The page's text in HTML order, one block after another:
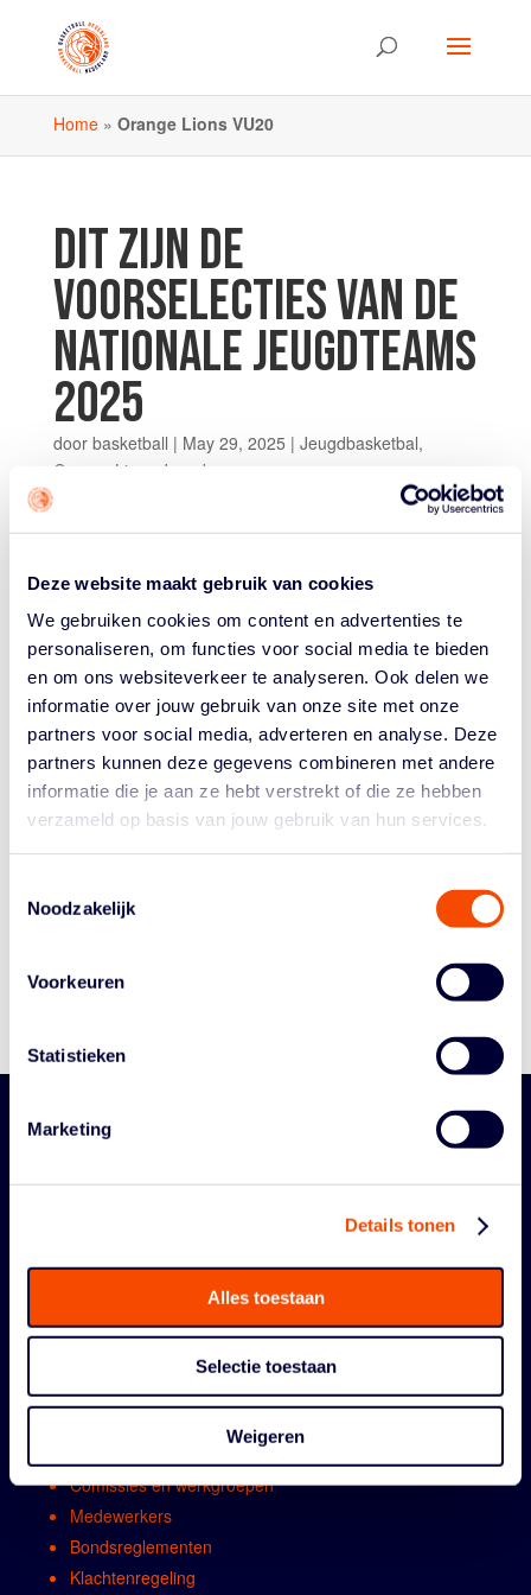
Deze website maakt gebruik van cookies
We gebruiken cookies om content en advertenties te
personaliseren, om functies voor social media te bieden
en om ons websiteverkeer te analyseren. Ook delen we
informatie over jouw gebruik van onze site met onze
partners voor social media, adverteren en analyse. Deze
partners kunnen deze gegevens combineren met andere
informatie die je aan ze hebt verstrekt of die ze hebben
verzameld op basis van jouw gebruik van hun services.
Noodzakelijk
Voorkeuren
Statistieken
Marketing
Details tonen
Alles toestaan
Selectie toestaan
Weigeren
Home» Orange Lions VU20
DIT ZIJN DE
VOORSELECTIES VAN DE
NATIONALE JEUGDTEAMS
2025
door basketball | May 29, 2025 | Jeugdbasketbal,
Orange Lions Jeugd
Komende zomer spelen zes jeugdprogramma’s hun
zijn dit de voorselecties die over een aantal weken
teams. VU16 Safiya Achthoven – 2009 – BC Triple...
Historie
Bestuur En Commissies
Reglementen
ORGANISATIE
Contact
Algemene vergadring
Comissies en werkgroepen
Medewerkers
Bondsreglementen
Klachtenregeling